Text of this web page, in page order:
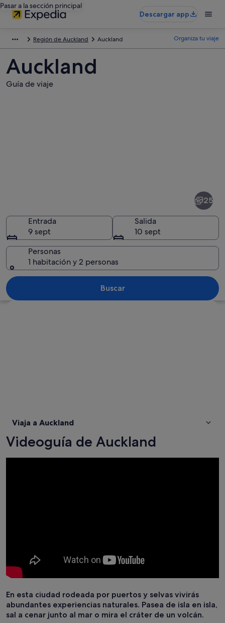
Pasar a la sección principal
Descargar app
Región de Auckland Auckland Organiza tu viaje
Auckland
Guía de viaje
Un horizonte urbano con una torre
25
Entrada
9 sept
Salida
10 sept
Personas
1 habitación y 2 personas
Buscar
Viaja a Auckland
Videoguía de Auckland
En esta ciudad rodeada por puertos y selvas vivirás
abundantes experiencias naturales. Pasea de isla en isla,
sal a cenar junto al mar o mira el cráter de un volcán.